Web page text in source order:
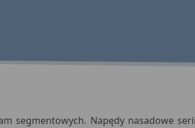
segmentowych. Napędy nasadowe